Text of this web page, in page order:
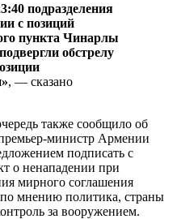
подразделения
с позиций
пункта Чинарлы
обстрелу
, — сказано
также сообщило об
министр Армении
подписать с
о ненападении при
мирного соглашения
по мнению политика, страны
за вооружением.